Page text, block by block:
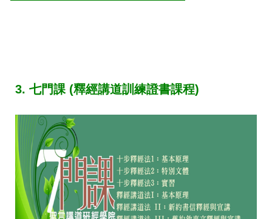
3. 七門課 (釋經講道訓練證書課程)